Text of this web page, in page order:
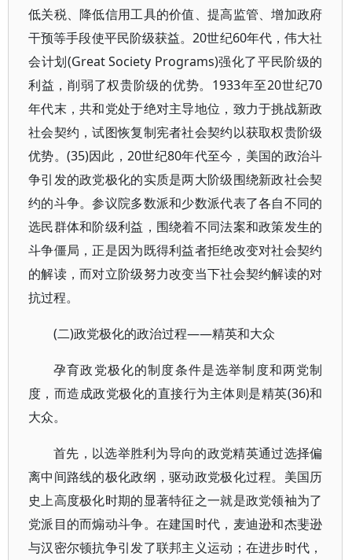
低关税、降低信用工具的价值、提高监管、增加政府
干预等手段使平民阶级获益。20世纪60年代，伟大社
会计划(Great Society Programs)强化了平民阶级的
利益，削弱了权贵阶级的优势。1933年至20世纪70
年代末，共和党处于绝对主导地位，致力于挑战新政
社会契约，试图恢复制宪者社会契约以获取权贵阶级
优势。(35)因此，20世纪80年代至今，美国的政治斗
争引发的政党极化的实质是两大阶级围绕新政社会契
约的斗争。参议院多数派和少数派代表了各自不同的
选民群体和阶级利益，围绕着不同法案和政策发生的
斗争僵局，正是因为既得利益者拒绝改变对社会契约
的解读，而对立阶级努力改变当下社会契约解读的对
抗过程。
(二)政党极化的政治过程——精英和大众
孕育政党极化的制度条件是选举制度和两党制
度，而造成政党极化的直接行为主体则是精英(36)和
大众。
首先，以选举胜利为导向的政党精英通过选择偏
离中间路线的极化政纲，驱动政党极化过程。美国历
史上高度极化时期的显著特征之一就是政党领袖为了
党派目的而煽动斗争。在建国时代，麦迪逊和杰斐逊
与汉密尔顿抗争引发了联邦主义运动；在进步时代，